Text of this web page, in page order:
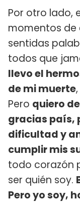
Por otro lado,
momentos
sentidas
todos que
llevo el
de mi muerte
Pero quiero
gracias país,
dificultad y
cumplir mis
todo corazón
ser quién soy.
Pero yo soy,